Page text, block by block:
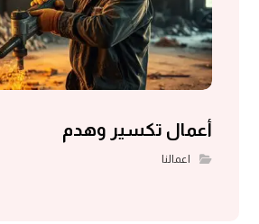
أعمال تكسير وهدم
اعمالنا